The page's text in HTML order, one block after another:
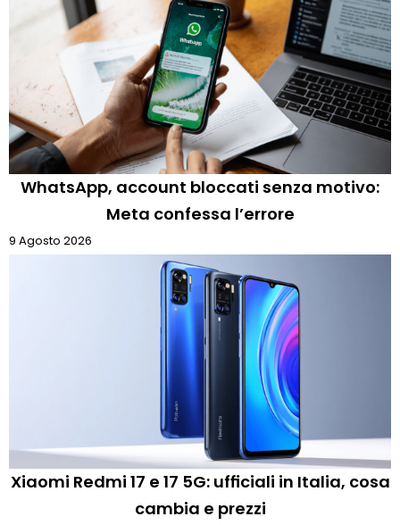
WhatsApp, account bloccati senza motivo:
Meta confessa l’errore
9 Agosto 2026
Xiaomi Redmi 17 e 17 5G: ufficiali in Italia, cosa
cambia e prezzi